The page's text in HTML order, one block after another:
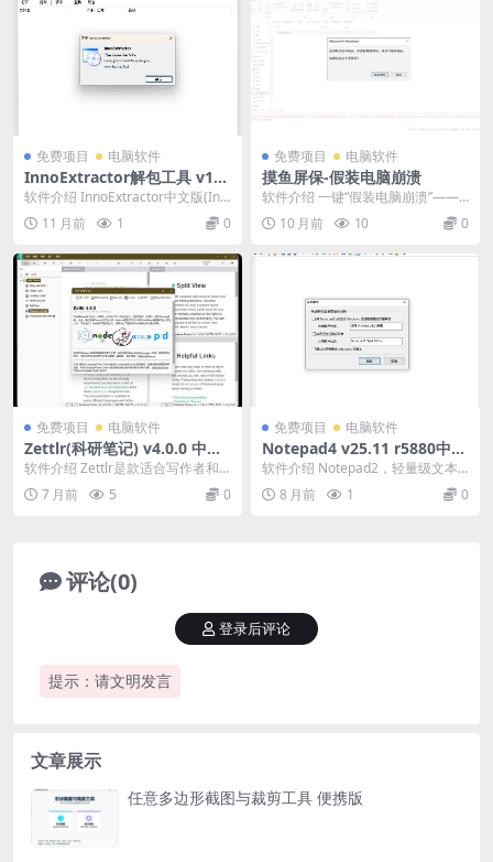
免费项目 电脑软件
InnoExtractor解包工具 v11.
1.0.152
软件介绍 InnoExtractor中文版(Inn
o解包工具)是一款查看提取In...
11 月前 1 0
免费项目 电脑软件
摸鱼屏保-假装电脑崩溃
软件介绍 一键“假装电脑崩溃”——F
BI警告、蓝屏、系统更新、卡死重
启，全特效逼...
10 月前 10 0
免费项目 电脑软件
Zettlr(科研笔记) v4.0.0 中文
绿色版
软件介绍 Zettlr是款适合写作者和
研究人员使用的Markdown编辑
器，免费...
7 月前 5 0
免费项目 电脑软件
Notepad4 v25.11 r5880中文
绿色版
软件介绍 Notepad2，轻量级文本
编辑器，基于Scintilla开发，免费
开...8 月前 1 0
评论(0)
提示：请文明发言
登录后评论
文章展示
任意多边形截图与裁剪工具 便携版